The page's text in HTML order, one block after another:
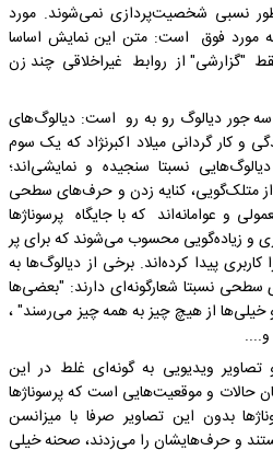
نسبی شخصیت‌پردازی نمی‌شوند. مورد
مورد فوق است: متن این نمایش اساسا
"گزارشی" از روابط غیراخلاقی چند زن
جور دیالوگ رو به رو است: دیالوگ‌های
و کار گردانی میلاد اکبرنژاد که یک سوم
نسبتا سنجیده و نمایشی‌اند؛
از متلک‌گویی، کنایه زدن و حرف‌های سطحی
و عوامانه‌اند که با جایگاه پرسوناژها
و زیاده‌گویی محسوب می‌شوند که برای پر
پیدا کرده‌اند. برخی از دیالوگ‌ها به
سطحی نسبتا شعارگونه‌ای دارند: "بعضی‌ها
از هیچ چیز به همه چیز می‌رسند" ،
و....
تصاویر ویدیویی به گونه‌ای غلط در این
حالات و موقعیت‌هایی است که پرسوناژها
بدون این تصاویر صرفا با میزانسن
و حرف‌هایشان را می‌زدند، صحنه خیلی